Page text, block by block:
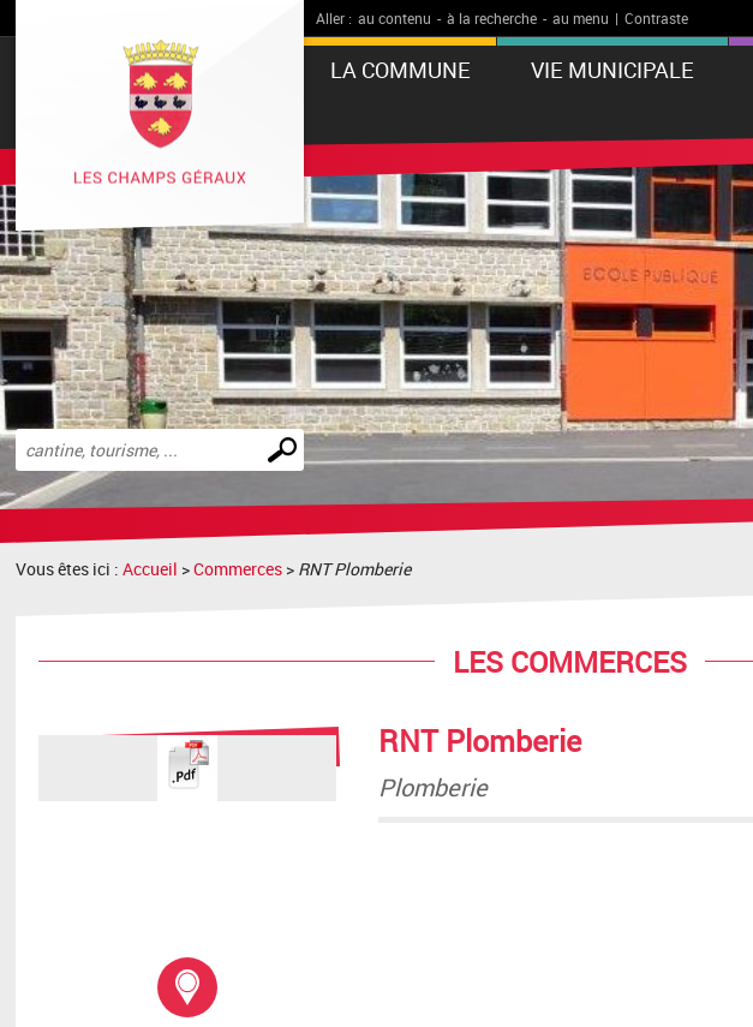
Aller : au contenu - à la recherche - au menu | Contraste
LA COMMUNE VIE MUNICIPALE
Effectuer
une
recherche
Vous êtes ici :Accueil >Commerces > RNT Plomberie
LES COMMERCES
RNT Plomberie
Plomberie